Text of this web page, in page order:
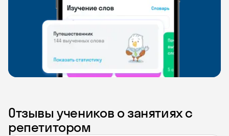
Отзывы учеников о занятиях с
репетитором